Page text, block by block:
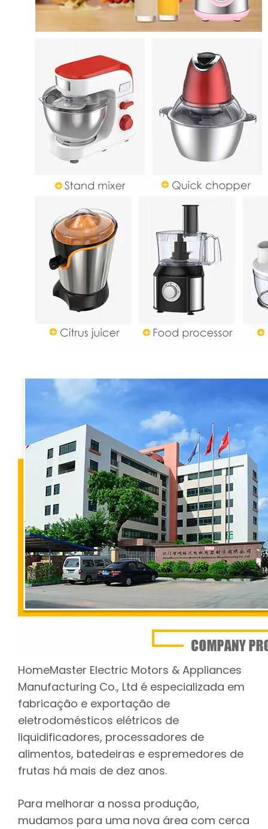
HomeMaster Electric Motors & Appliances
Manufacturing Co., Ltd é especializada em
fabricação e exportação de
eletrodomésticos elétricos de
liquidificadores, processadores de
alimentos, batedeiras e espremedores de
frutas há mais de dez anos.
Para melhorar a nossa produção,
mudamos para uma nova área com cerca